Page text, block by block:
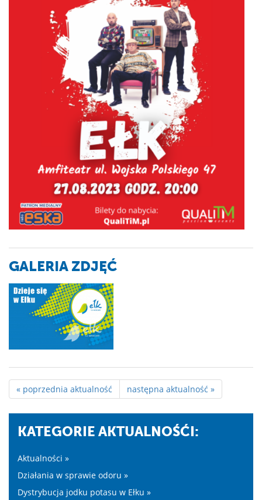
GALERIA ZDJĘĆ
« poprzednia aktualność następna aktualność »
KATEGORIE AKTUALNOŚĆI:
Aktualności »
Działania w sprawie odoru »
Dystrybucja jodku potasu w Ełku »